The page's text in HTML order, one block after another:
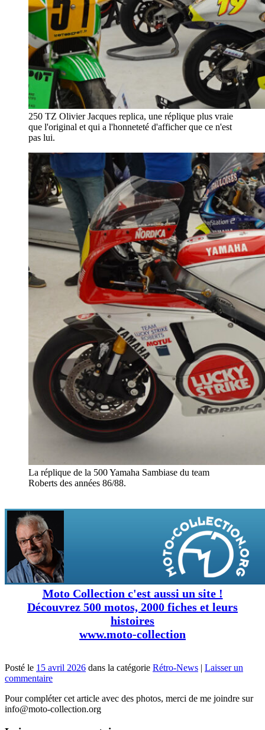
250 TZ Olivier Jacques replica, une réplique plus vraie
que l'original et qui a l'honneteté d'afficher que ce n'est
pas lui.
La réplique de la 500 Yamaha Sambiase du team
Roberts des années 86/88.
Moto Collection c'est aussi un site !
Découvrez 500 motos, 2000 fiches et leurs
histoires
www.moto-collection
Posté le 15 avril 2026 dans la catégorie Rétro-News | Laisser un
commentaire
Pour compléter cet article avec des photos, merci de me joindre sur
info@moto-collection.org